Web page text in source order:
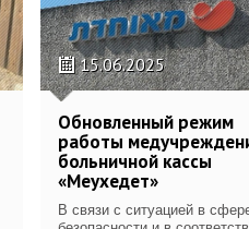
15.06.2025
Обновленный режим
работы
больничной кассы
«Меухедет»
В связи с ситуацией в